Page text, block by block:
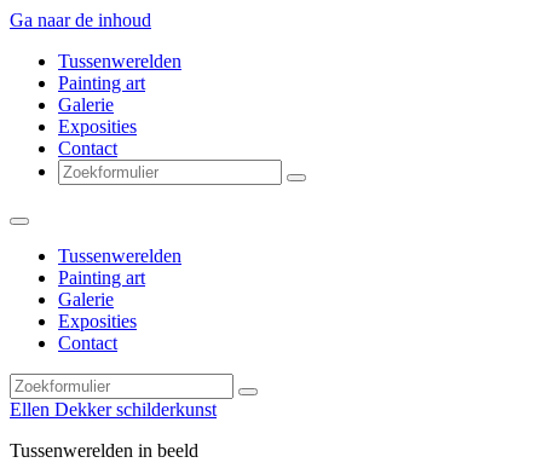
Ga naar de inhoud
Tussenwerelden
Painting art
Galerie
Exposities
Contact
Zoeken
Tussenwerelden
Painting art
Galerie
Exposities
Contact
Zoeken
Ellen Dekker schilderkunst
Tussenwerelden in beeld